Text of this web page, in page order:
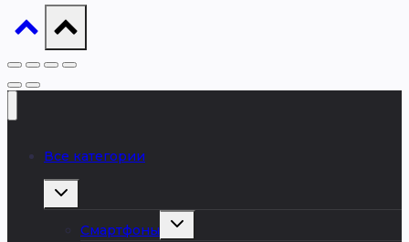
Все категории
Развернуть
Смартфоны
Развернуть